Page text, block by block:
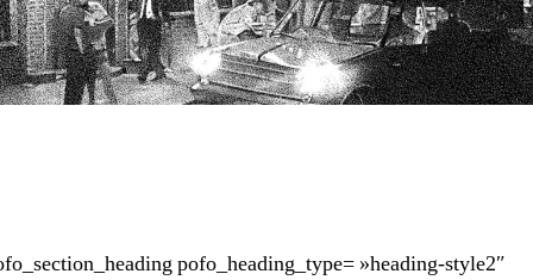
pofo_heading_type= »heading-style2″